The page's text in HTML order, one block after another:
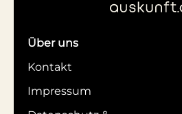
Über uns
Kontakt
Impressum